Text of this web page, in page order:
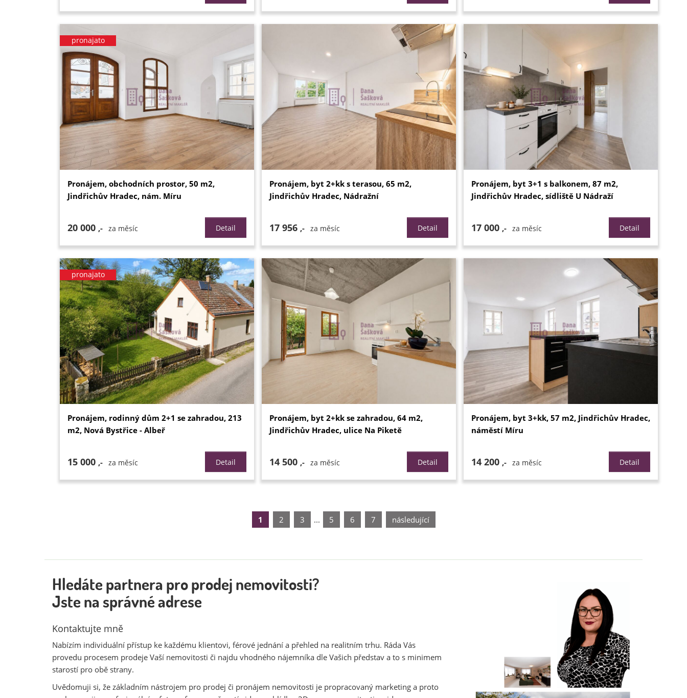
pronajato
Pronájem, obchodních prostor, 50 m2,
Jindřichův Hradec, nám. Míru
20 000 ,- za měsíc Detail
Pronájem, byt 2+kk s terasou, 65 m2,
Jindřichův Hradec, Nádražní
17 956 ,- za měsíc Detail
Pronájem, byt 3+1 s balkonem, 87 m2,
Jindřichův Hradec, sídliště U Nádraží
17 000 ,- za měsíc Detail
pronajato
Pronájem, rodinný dům 2+1 se zahradou, 213
m2, Nová Bystřice - Albeř
15 000 ,- za měsíc Detail
Pronájem, byt 2+kk se zahradou, 64 m2,
Jindřichův Hradec, ulice Na Piketě
14 500 ,- za měsíc Detail
Pronájem, byt 3+kk, 57 m2, Jindřichův Hradec,
náměstí Míru
14 200 ,- za měsíc Detail
1 2 3 ... 5 6 7 následující
Hledáte partnera pro prodej nemovitosti?
Jste na správné adrese
Kontaktujte mně
Nabízím individuální přístup ke každému klientovi, férové jednání a přehled na realitním trhu. Ráda Vás
provedu procesem prodeje Vaší nemovitosti či najdu vhodného nájemníka dle Vašich představ a to s minimem
starostí pro obě strany.
Uvědomuji si, že základním nástrojem pro prodej či pronájem nemovitosti je propracovaný marketing a proto